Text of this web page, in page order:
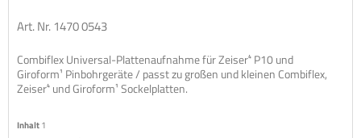
Art. Nr. 1470 0543
Combiflex Universal-Plattenaufnahme für Zeiser⁴ P10 und
Giroform¹ Pinbohrgeräte / passt zu großen und kleinen Combiflex,
Zeiser⁴ und Giroform¹ Sockelplatten.
Inhalt1